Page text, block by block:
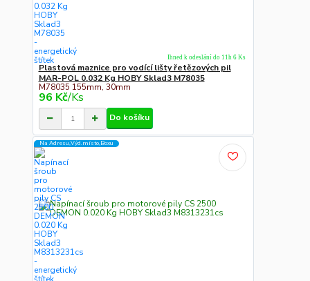
Plastová maznice pro vodící lišty řetězových pil
MAR-POL 0.032 Kg HOBY Sklad3 M78035
M78035 155mm, 30mm
96 Kč/Ks
Ihned k odeslání do 11h 6 Ks
Do košíku
Na Adresu,Výd.místo,Boxu